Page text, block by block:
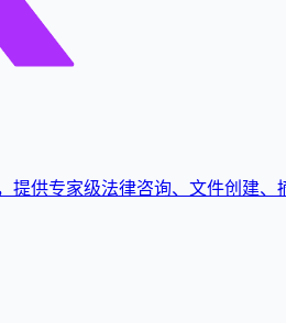
提供专家级法律咨询、文件创建、